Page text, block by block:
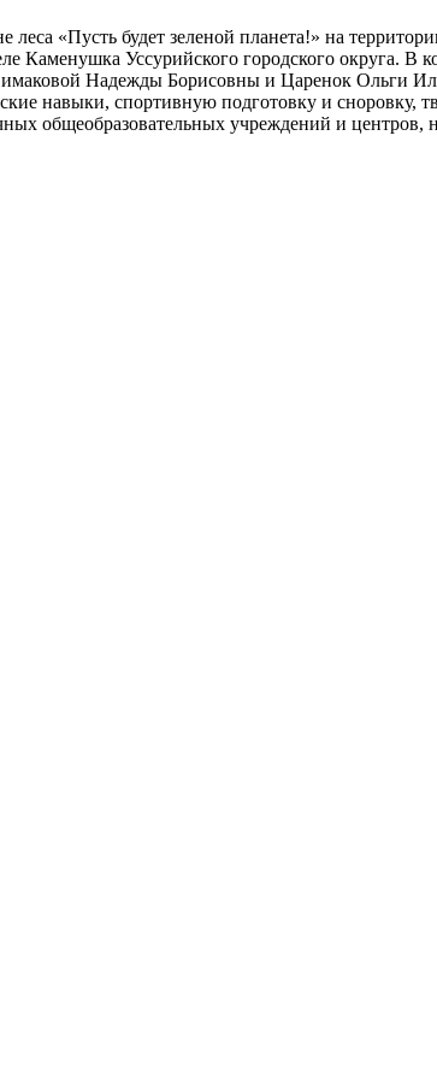
«Пусть будет зеленой планета!» на
Уссурийского городского округа. В
Надежды Борисовны и Царенок Ольги
навыки, спортивную подготовку и сноровку,
общеобразовательных учреждений и